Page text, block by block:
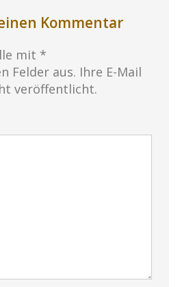
Kommentar
mit *
Felder aus. Ihre E-Mail
veröffentlicht.